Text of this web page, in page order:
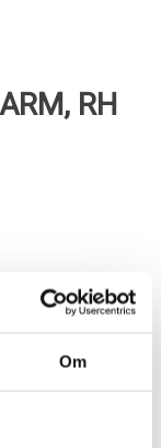
Om
RH